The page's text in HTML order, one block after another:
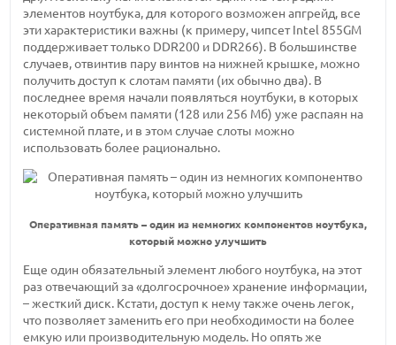
элементов ноутбука, для которого возможен апгрейд, все
эти характеристики важны (к примеру, чипсет Intel 855GM
поддерживает только DDR200 и DDR266). В большинстве
случаев, отвинтив пару винтов на нижней крышке, можно
получить доступ к слотам памяти (их обычно два). В
последнее время начали появляться ноутбуки, в которых
некоторый объем памяти (128 или 256 Мб) уже распаян на
системной плате, и в этом случае слоты можно
использовать более рационально.
Оперативная память – один из немногих компонентов ноутбука,
который можно улучшить
Еще один обязательный элемент любого ноутбука, на этот
раз отвечающий за «долгосрочное» хранение информации,
– жесткий диск. Кстати, доступ к нему также очень легок,
что позволяет заменить его при необходимости на более
емкую или производительную модель. Но опять же